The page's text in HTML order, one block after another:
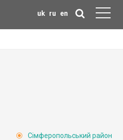
uk ru en
Сімферопольський район